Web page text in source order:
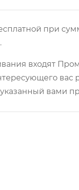
при
входят
вас
вами